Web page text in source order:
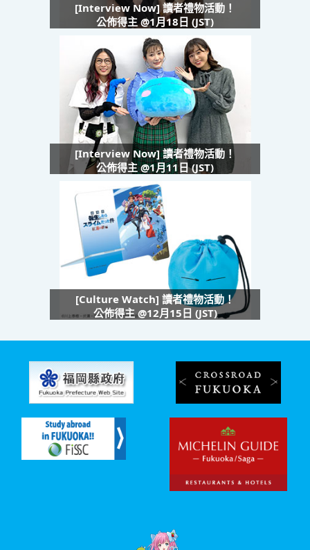
[Interview Now] 讀者禮物活動！
公佈得主 @1月18日 (JST)
[Interview Now] 讀者禮物活動！
公佈得主 @1月11日 (JST)
[Culture Watch] 讀者禮物活動！
公佈得主 @12月15日 (JST)